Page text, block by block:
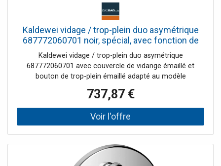
Kaldewei vidage / trop-plein duo asymétrique
687772060701 noir, spécial, avec fonction de
remplissage intégrée, pour baignoire
Kaldewei vidage / trop-plein duo asymétrique
687772060701 avec couvercle de vidange émaillé et
bouton de trop-plein émaillé adapté au modèle
737,87 €